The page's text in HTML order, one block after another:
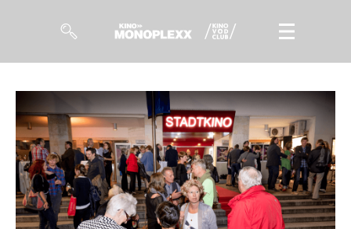
Filme
Magazin
Kuratierungen
Events